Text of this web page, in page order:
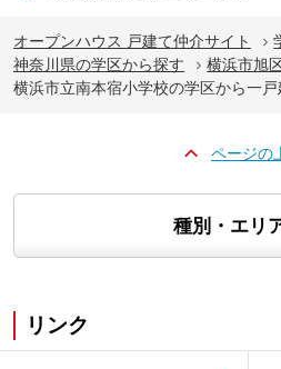
オープンハウス 戸建て仲介サイト
神奈川県の学区から探す
横浜市旭
横浜市立南本宿小学校の学区から一
ページの
種別・エリ
リンク